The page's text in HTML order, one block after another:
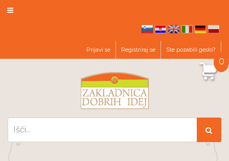
de pl
Prijavi se Registriraj se Ste pozabili geslo?
0